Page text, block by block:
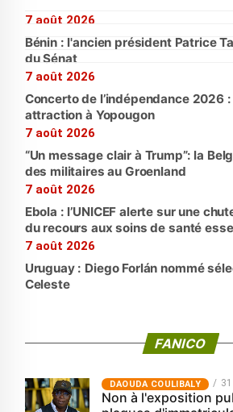
7 août 2026
Bénin : l'ancien président Patrice
du Sénat
7 août 2026
Concerto de l’indépendance 2026
attraction à Yopougon
7 août 2026
“Un message clair à Trump”: la
des militaires au Groenland
7 août 2026
Ebola : l’UNICEF alerte sur une
du recours aux soins de santé
7 août 2026
Uruguay : Diego Forlán nommé
Celeste
FANICO
‎DAOUDA COULIBALY
Non à l'exposition